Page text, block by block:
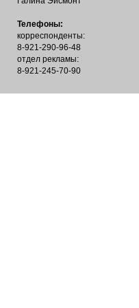
Телефоны:
корреспонденты:
8-921-290-96-48
отдел рекламы:
8-921-245-70-90